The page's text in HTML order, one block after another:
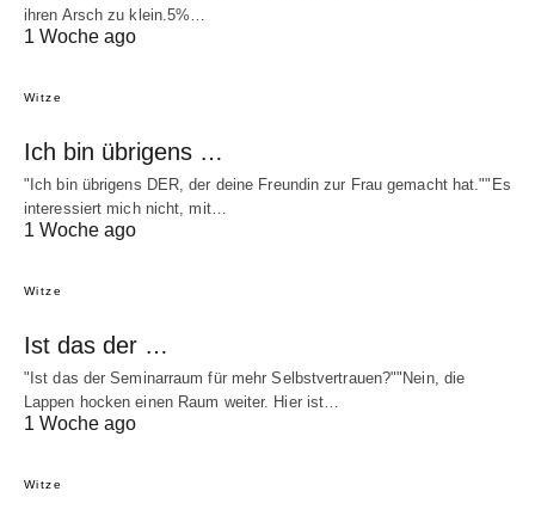
ihren Arsch zu klein.5%…
1 Woche ago
Witze
Ich bin übrigens …
"Ich bin übrigens DER, der deine Freundin zur Frau gemacht hat.""Es
interessiert mich nicht, mit…
1 Woche ago
Witze
Ist das der …
"Ist das der Seminarraum für mehr Selbstvertrauen?""Nein, die
Lappen hocken einen Raum weiter. Hier ist…
1 Woche ago
Witze